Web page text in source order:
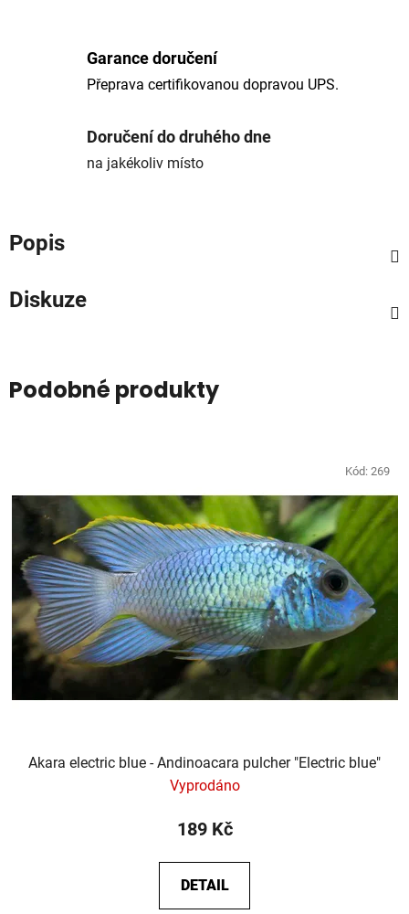
Garance doručení
Přeprava certifikovanou dopravou UPS.
Doručení do druhého dne
na jakékoliv místo
Popis
Diskuze
Podobné produkty
Akara electric blue - Andinoacara pulcher "Electric blue"
Vyprodáno
189 Kč
DETAIL
Kód: 269